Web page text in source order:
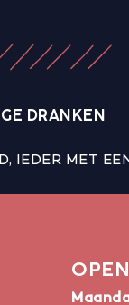
DRANKEN
IEDER MET